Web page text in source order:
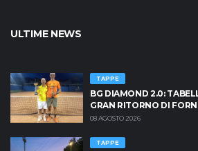
ULTIME NEWS
TAPPE
BG DIAMOND 2.0:
GRAN RITORNO DI
08 AGOSTO 2026
TAPPE